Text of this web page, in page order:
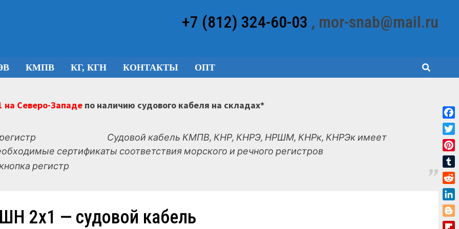
+7 (812) 324-60-03 , mor-snab@mail.ru
КМПВ КГ, КГН КОНТАКТЫ ОПТ
Северо-Западепо наличию судового кабеля на складах*
Судовой кабель КМПВ, КНР, КНРЭ, НРШМ, КНРк, КНРЭк имеет
сертификаты соответствия морского и речного регистров
2х1 — судовой кабель